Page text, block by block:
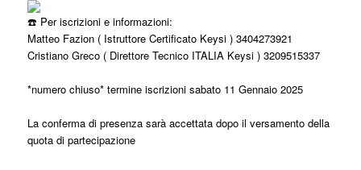
Per iscrizioni e informazioni:
Matteo Fazion ( Istruttore Certificato Keysi ) 3404273921
Cristiano Greco ( Direttore Tecnico ITALIA Keysi ) 3209515337
*numero chiuso* termine iscrizioni sabato 11 Gennaio 2025
La conferma di presenza sarà accettata dopo il versamento della
quota di partecipazione